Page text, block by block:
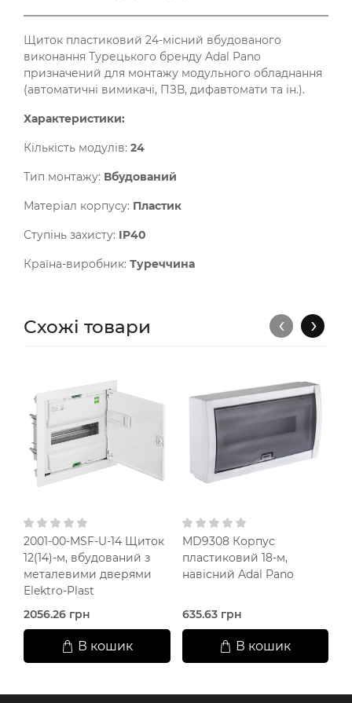
Щиток пластиковий 24-місний вбудованого
виконання Турецького бренду Adal Pano
призначений для монтажу модульного обладнання
(автоматичні вимикачі, ПЗВ, дифавтомати та ін.).
Характеристики:
Кількість модулів: 24
Тип монтажу: Вбудований
Матеріал корпусу: Пластик
Ступінь захисту: IP40
Країна-виробник: Туреччина
Схожі товари
2001-00-MSF-U-14 Щиток
12(14)-м, вбудований з
металевими дверями
Elektro-Plast
2056.26 грн
В кошик
MD9308 Корпус
пластиковий 18-м,
навісний Adal Pano
635.63 грн
В кошик
‹ ›